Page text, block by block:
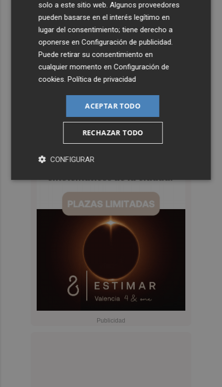
solo a este sitio web. Algunos proveedores
pueden basarse en el interés legítimo en
lugar del consentimiento; tiene derecho a
oponerse enConfiguración de publicidad
Puede retirar su consentimiento en
cualquier momento enConfiguración de
cookies .Política de privacidad
ACEPTAR TODO
RECHAZAR TODO
CONFIGURAR